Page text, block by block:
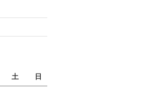
土 日